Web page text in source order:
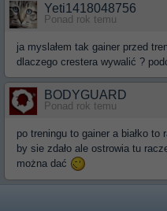
Yeti1418048756
Ponad rok temu
ja myslałem tak gainer przed
dlaczego crestera wywalić ?
BODYGUARD
Ponad rok temu
po treningu to gainer a białko to
by sie zdało ale ostrowia tu
można dać